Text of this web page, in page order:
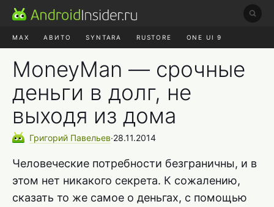
MAX АВИТО SYNTARA RUSTORE ONE UI 9
MoneyMan — срочные
деньги в долг, не
выходя из дома
Григорий Павельев∙28.11.2014
Человеческие потребности безграничны, и в
этом нет никакого секрета. К сожалению,
сказать то же самое о деньгах, с помощью